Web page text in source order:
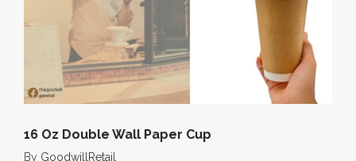
16 Oz Double Wall Paper Cup
By GoodwillRetail